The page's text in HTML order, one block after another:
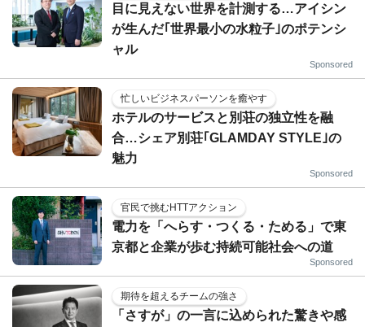
目に見えない世界を計測する…アイシン
が生んだ｢世界最小の水粒子｣のポテンシ
ャル
Sponsored
忙しいビジネスパーソンを癒やす
ホテルのサービスと別荘の独立性を融
合…シェア別荘｢GLAMDAY STYLE｣の
魅力
Sponsored
官民で挑むHTTアクション
電力を「へらす・つくる・ためる」で東
京都と企業が歩む持続可能社会への道
Sponsored
期待を超えるチームの強さ
「さすが」の一言に込められた驚きや感